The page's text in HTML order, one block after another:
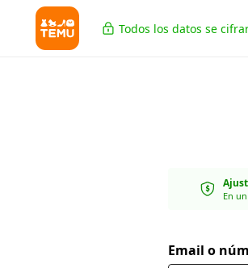
Todos los datos se
En
Email o